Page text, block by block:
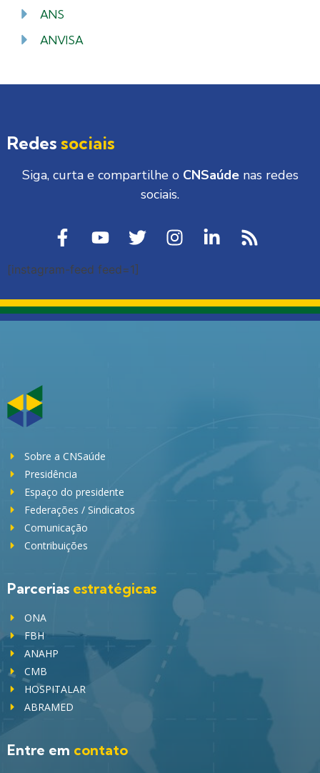
ANS
ANVISA
Redes sociais
Siga, curta e compartilhe o CNSaúdenas redes
sociais.
[instagram-feed feed=1]
Sobre a CNSaúde
Presidência
Espaço do presidente
Federações / Sindicatos
Comunicação
Contribuições
Parcerias estratégicas
ONA
FBH
ANAHP
CMB
HOSPITALAR
ABRAMED
Entre em contato